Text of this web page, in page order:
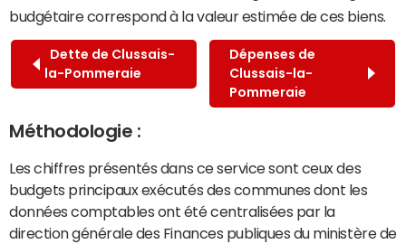
budgétaire correspond à la valeur estimée de ces biens.
Dette de Clussais-
la-Pommeraie
Dépenses de
Clussais-la-
Pommeraie
Méthodologie :
Les chiffres présentés dans ce service sont ceux des
budgets principaux exécutés des communes dont les
données comptables ont été centralisées par la
direction générale des Finances publiques du ministère de